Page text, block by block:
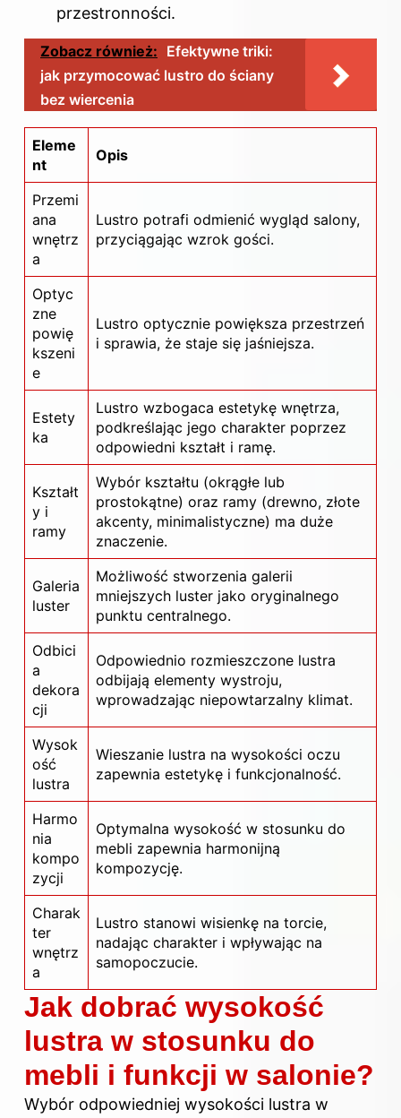
przestronności.
Zobacz również: Efektywne triki:
jak przymocować lustro do ściany
bez wiercenia
Eleme
nt
Opis
Przemi
ana
wnętrz
a
Lustro potrafi odmienić wygląd salony,
przyciągając wzrok gości.
Optyc
zne
powię
kszeni
e
Lustro optycznie powiększa przestrzeń
i sprawia, że staje się jaśniejsza.
Estety
ka
Lustro wzbogaca estetykę wnętrza,
podkreślając jego charakter poprzez
odpowiedni kształt i ramę.
Kształt
y i
ramy
Wybór kształtu (okrągłe lub
prostokątne) oraz ramy (drewno, złote
akcenty, minimalistyczne) ma duże
znaczenie.
Galeria
luster
Możliwość stworzenia galerii
mniejszych luster jako oryginalnego
punktu centralnego.
Odbici
a
dekora
cji
Odpowiednio rozmieszczone lustra
odbijają elementy wystroju,
wprowadzając niepowtarzalny klimat.
Wysok
ość
lustra
Wieszanie lustra na wysokości oczu
zapewnia estetykę i funkcjonalność.
Harmo
nia
kompo
zycji
Optymalna wysokość w stosunku do
mebli zapewnia harmonijną
kompozycję.
Charak
ter
wnętrz
a
Lustro stanowi wisienkę na torcie,
nadając charakter i wpływając na
samopoczucie.
Jak dobrać wysokość
lustra w stosunku do
mebli i funkcji w salonie?
Wybór odpowiedniej wysokości lustra w